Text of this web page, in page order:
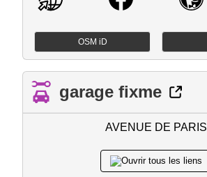
OSM iD
garage fixme
AVENUE DE PARIS